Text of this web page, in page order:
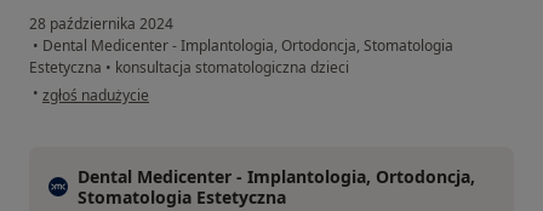
28 października 2024
• Dental Medicenter - Implantologia, Ortodoncja, Stomatologia
Estetyczna • konsultacja stomatologiczna dzieci
• w opinii użytkownika Joanna
zgłoś nadużycie
Dental Medicenter - Implantologia, Ortodoncja,
Stomatologia Estetyczna